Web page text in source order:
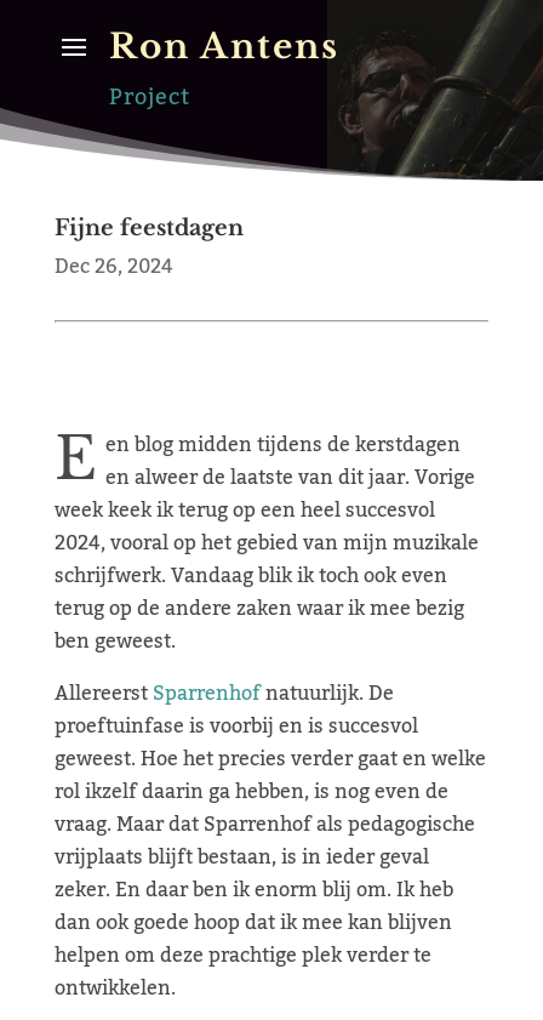
Ron Antens
Project
Fijne feestdagen
Dec 26, 2024
E en blog midden tijdens de kerstdagen
en alweer de laatste van dit jaar. Vorige
week keek ik terug op een heel succesvol
2024, vooral op het gebied van mijn muzikale
schrijfwerk. Vandaag blik ik toch ook even
terug op de andere zaken waar ik mee bezig
ben geweest.
AllereerstSparrenhofnatuurlijk. De
proeftuinfase is voorbij en is succesvol
geweest. Hoe het precies verder gaat en welke
rol ikzelf daarin ga hebben, is nog even de
vraag. Maar dat Sparrenhof als pedagogische
vrijplaats blijft bestaan, is in ieder geval
zeker. En daar ben ik enorm blij om. Ik heb
dan ook goede hoop dat ik mee kan blijven
helpen om deze prachtige plek verder te
ontwikkelen.